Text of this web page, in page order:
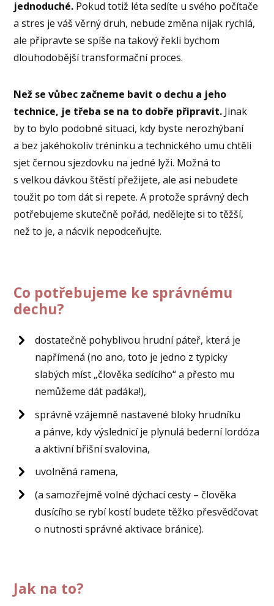
jednoduché. Pokud totiž léta sedíte u svého počítače
a stres je váš věrný druh, nebude změna nijak rychlá,
ale připravte se spíše na takový řekli bychom
dlouhodobější transformační proces.
Než se vůbec začneme bavit o dechu a jeho
technice, je třeba se na to dobře připravit. Jinak
by to bylo podobné situaci, kdy byste nerozhýbaní
a bez jakéhokoliv tréninku a technického umu chtěli
sjet černou sjezdovku na jedné lyži. Možná to
s velkou dávkou štěstí přežijete, ale asi nebudete
toužit po tom dát si repete. A protože správný dech
potřebujeme skutečně pořád, nedělejte si to těžší,
než to je, a nácvik nepodceňujte.
Co potřebujeme ke správnému
dechu?
dostatečně pohyblivou hrudní páteř, která je
napřímená (no ano, toto je jedno z typicky
slabých míst „člověka sedícího“ a přesto mu
nemůžeme dát padáka!),
správně vzájemně nastavené bloky hrudníku
a pánve, kdy výslednicí je plynulá bederní lordóza
a aktivní břišní svalovina,
uvolněná ramena,
(a samozřejmě volné dýchací cesty – člověka
dusícího se rybí kostí budete těžko přesvědčovat
o nutnosti správné aktivace bránice).
Jak na to?